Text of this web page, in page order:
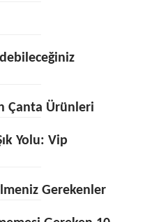
Çanta Ürünleri
Yolu: Vip
Gerekenler